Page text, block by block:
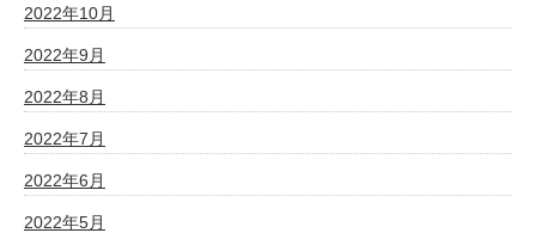
2022年10月
2022年9月
2022年8月
2022年7月
2022年6月
2022年5月